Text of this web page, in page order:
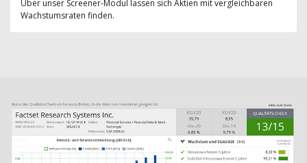
Über unser Screener-Modul lassen sich Aktien mit vergleichbaren
Wachstumsraten finden.